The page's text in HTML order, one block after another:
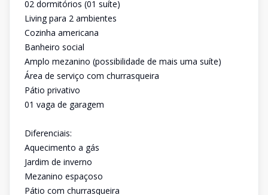
02 dormitórios (01 suíte)
Living para 2 ambientes
Cozinha americana
Banheiro social
Amplo mezanino (possibilidade de mais uma suíte)
Área de serviço com churrasqueira
Pátio privativo
01 vaga de garagem
Diferenciais:
Aquecimento a gás
Jardim de inverno
Mezanino espaçoso
Pátio com churrasqueira